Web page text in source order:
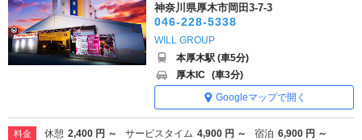
神奈川県厚木市岡田3-7-3
046-228-5338
WILL GROUP
本厚木駅 (車5分)
厚木IC (車3分)
Googleマップで開く
料金 休憩 2,400 円 ～ サービスタイム 4,900 円 ～ 宿泊 6,900 円 ～